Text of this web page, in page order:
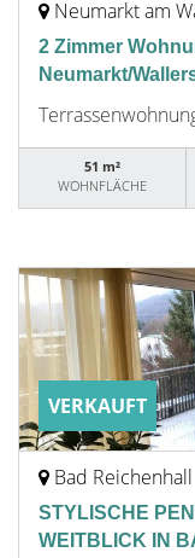
Neumarkt am
2 Zimmer
Neumarkt/
51 m²
WOHNFLÄCHE
VERKAUFT
Bad Reichenhall
STYLISCHE
WEITBLICK IN